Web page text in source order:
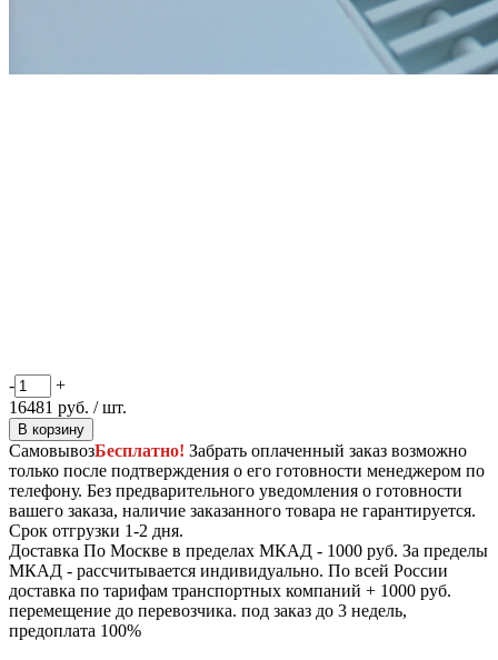
-
+
16481 руб. / шт.
В корзину
СамовывозБесплатно! Забрать оплаченный заказ возможно
только после подтверждения о его готовности менеджером по
телефону. Без предварительного уведомления о готовности
вашего заказа, наличие заказанного товара не гарантируется.
Срок отгрузки 1-2 дня.
Доставка По Москве в пределах МКАД - 1000 руб. За пределы
МКАД - рассчитывается индивидуально. По всей России
доставка по тарифам транспортных компаний + 1000 руб.
перемещение до перевозчика. под заказ до 3 недель,
предоплата 100%